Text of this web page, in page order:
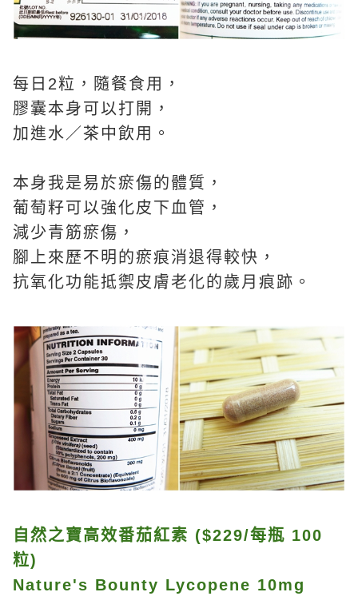
每日2粒，隨餐食用，
膠囊本身可以打開，
加進水／茶中飲用。
本身我是易於瘀傷的體質，
葡萄籽可以強化皮下血管，
減少青筋瘀傷，
腳上來歷不明的瘀痕消退得較快，
抗氧化功能抵禦皮膚老化的歲月痕跡。
自然之寶高效番茄紅素 ($229/每瓶 100
粒)
Nature's Bounty Lycopene 10mg